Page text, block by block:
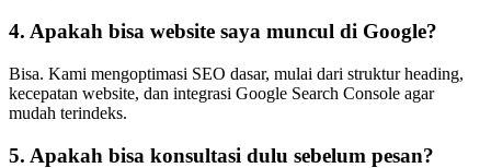
4. Apakah bisa website saya muncul di Google?
Bisa. Kami mengoptimasi SEO dasar, mulai dari struktur heading,
kecepatan website, dan integrasi Google Search Console agar
mudah terindeks.
5. Apakah bisa konsultasi dulu sebelum pesan?